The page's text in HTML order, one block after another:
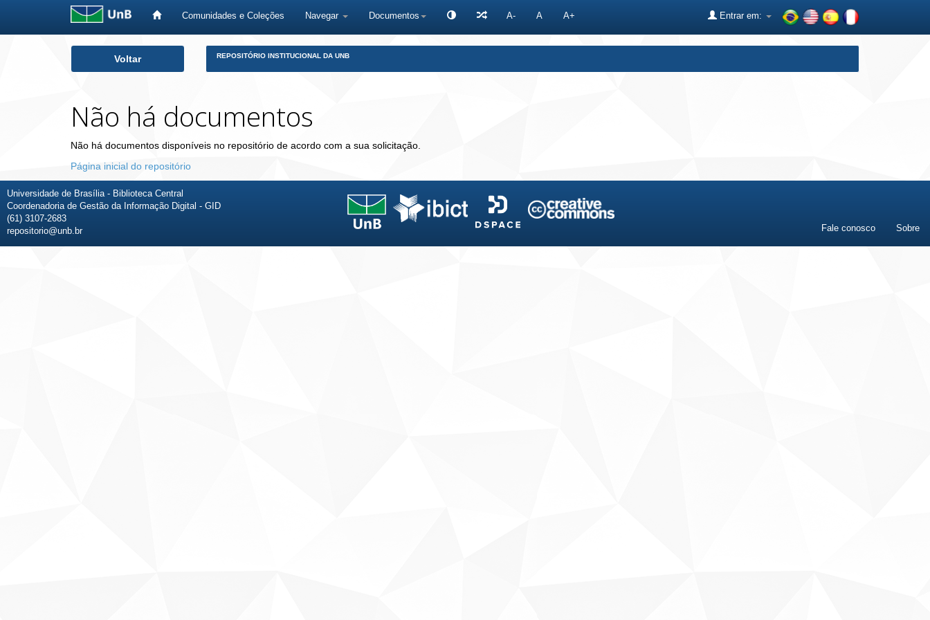
Comunidades e Coleções Navegar Documentos A- A A+ Entrar em:
Voltar REPOSITÓRIO INSTITUCIONAL DA UNB
Não há documentos
Não há documentos disponíveis no repositório de acordo com a sua solicitação.
Página inicial do repositório
Universidade de Brasília - Biblioteca Central
Coordenadoria de Gestão da Informação Digital - GID
(61) 3107-2683
repositorio@unb.br
Fale conosco Sobre